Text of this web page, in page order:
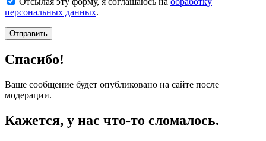
персональных данных.
Отправить
Спасибо!
Ваше сообщение будет опубликовано на сайте после
модерации.
Кажется, у нас что-то сломалось.